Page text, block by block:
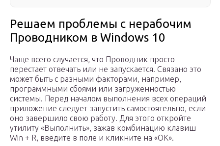
Решаем проблемы с нерабочим
Проводником в Windows 10
Чаще всего случается, что Проводник просто
перестает отвечать или не запускается. Связано это
может быть с разными факторами, например,
программными сбоями или загруженностью
системы. Перед началом выполнения всех операций
приложение следует запустить самостоятельно, если
оно завершило свою работу. Для этого откройте
утилиту «Выполнить», зажав комбинацию клавиш
Win + R, введите в поле и кликните на «ОК».